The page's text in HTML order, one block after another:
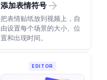
添加表情符号
把表情贴纸放到视频上，自
由设置每个场景的大小、位
置和出现时间。
EDITOR